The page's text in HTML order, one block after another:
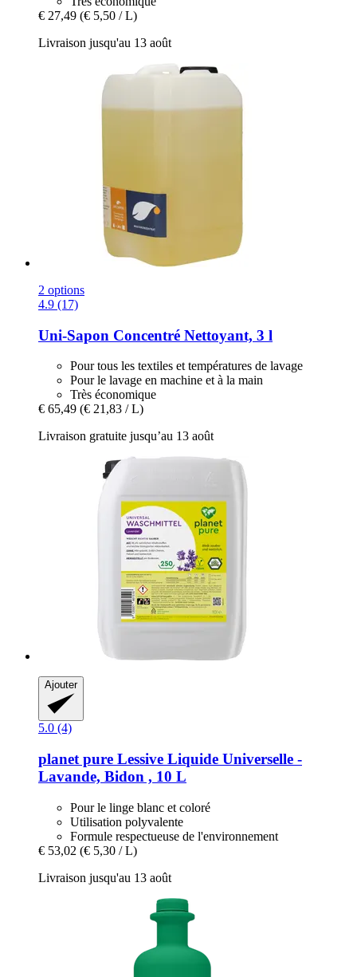
€ 27,49 (€ 5,50 / L)
Livraison jusqu'au 13 août
2 options
4.9 (17)
Uni-Sapon Concentré Nettoyant, 3 l
Pour tous les textiles et températures de lavage
Pour le lavage en machine et à la main
Très économique
€ 65,49 (€ 21,83 / L)
Livraison gratuite jusqu’au 13 août
Ajouter
5.0 (4)
planet pure Lessive Liquide Universelle -​
Lavande, Bidon , 10 L
Pour le linge blanc et coloré
Utilisation polyvalente
Formule respectueuse de l'environnement
€ 53,02 (€ 5,30 / L)
Livraison jusqu'au 13 août